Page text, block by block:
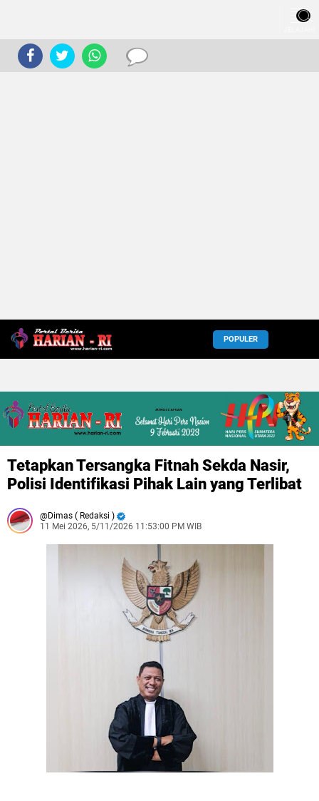
POPULER
Tetapkan Tersangka Fitnah Sekda Nasir,
Polisi Identifikasi Pihak Lain yang Terlibat
Dimas ( Redaksi )
11 Mei 2026, 5/11/2026 11:53:00 PM WIB